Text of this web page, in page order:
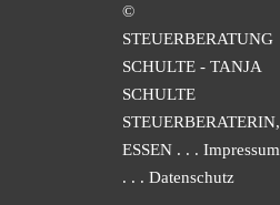
©
STEUERBERATUNG
SCHULTE - TANJA
SCHULTE
STEUERBERATERIN,
ESSEN . . . Impressum
. . . Datenschutz